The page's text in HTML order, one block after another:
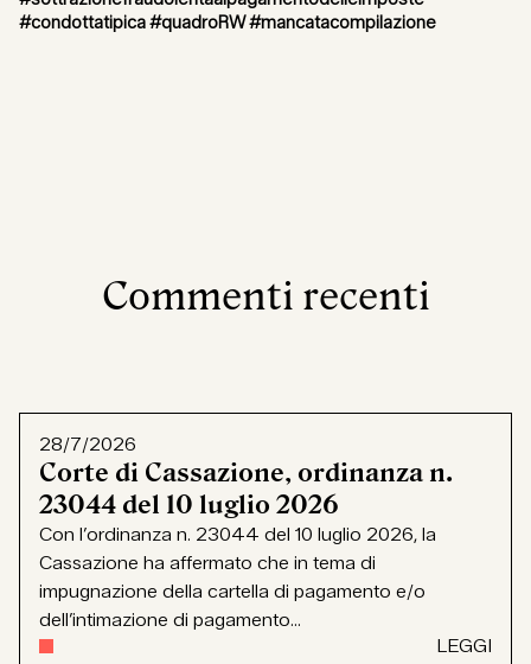
#condottatipica #quadroRW #mancatacompilazione
Commenti recenti
28/7/2026
Corte di Cassazione, ordinanza n.
23044 del 10 luglio 2026
Con l’ordinanza n. 23044 del 10 luglio 2026, la
Cassazione ha affermato che in tema di
impugnazione della cartella di pagamento e/o
dell’intimazione di pagamento...
LEGGI